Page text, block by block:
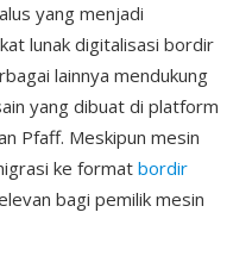
yang menjadi
lunak digitalisasi bordir
lainnya mendukung
yang dibuat di platform
Pfaff. Meskipun mesin
ke format bordir
bagi pemilik mesin